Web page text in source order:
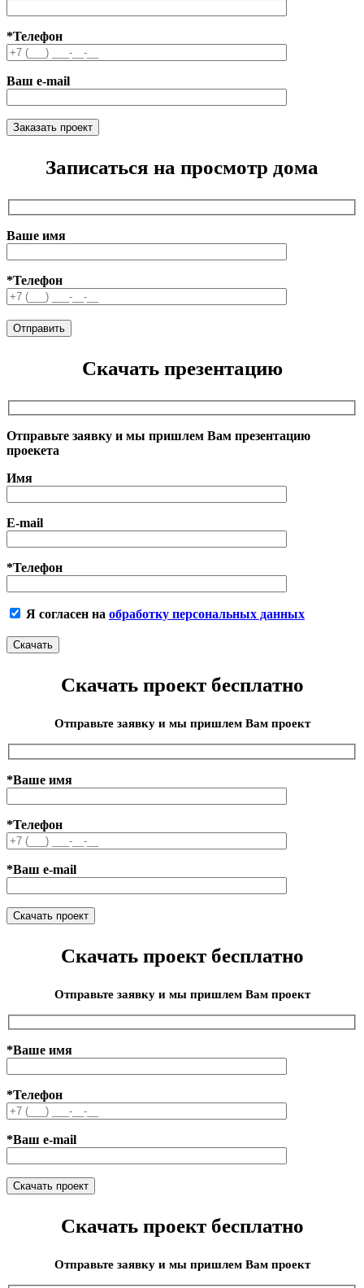
*Телефон
Ваш e-mail
Записаться на просмотр дома
Ваше имя
*Телефон
Скачать презентацию
Отправьте заявку и мы пришлем Вам презентацию
проекета
Имя
E-mail
*Телефон
Я согласен на обработку персональных данных
Скачать проект бесплатно
Отправьте заявку и мы пришлем Вам проект
*Ваше имя
*Телефон
*Ваш e-mail
Скачать проект бесплатно
Отправьте заявку и мы пришлем Вам проект
*Ваше имя
*Телефон
*Ваш e-mail
Скачать проект бесплатно
Отправьте заявку и мы пришлем Вам проект